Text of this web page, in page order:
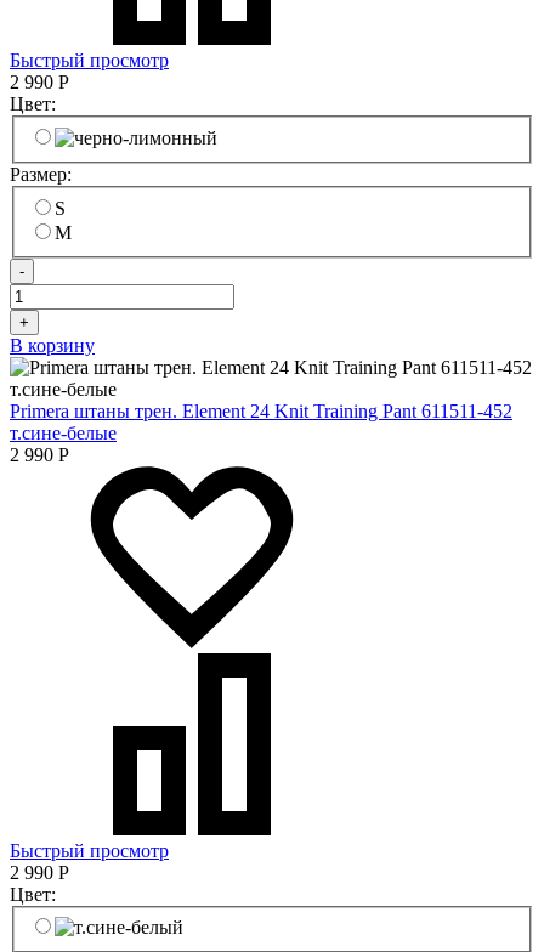
Быстрый просмотр
2 990 Р
Цвет:
Размер:
S
M
-
+
В корзину
Primera штаны трен. Element 24 Knit Training Pant 611511-452
т.сине-белые
2 990 Р
Быстрый просмотр
2 990 Р
Цвет: